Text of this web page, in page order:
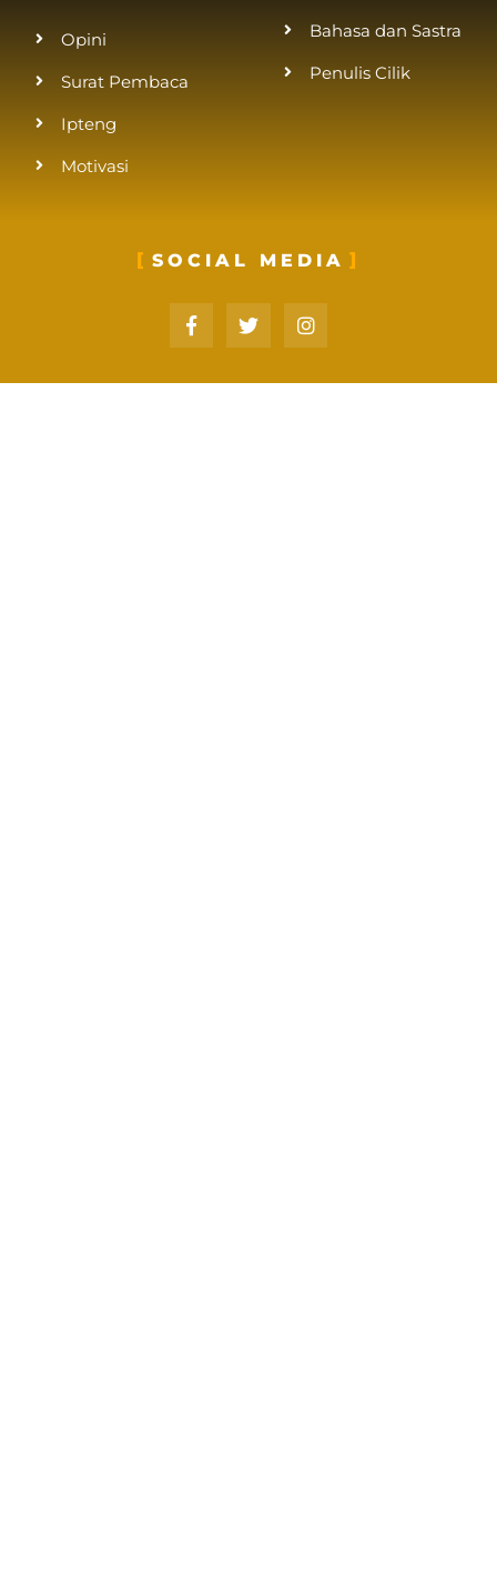
Opini
Surat Pembaca
Ipteng
Motivasi
Bahasa dan Sastra
Penulis Cilik
SOCIAL MEDIA